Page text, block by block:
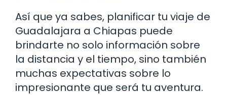
Así que ya sabes, planificar tu viaje de
Guadalajara a Chiapas puede
brindarte no solo información sobre
la distancia y el tiempo, sino también
muchas expectativas sobre lo
impresionante que será tu aventura.